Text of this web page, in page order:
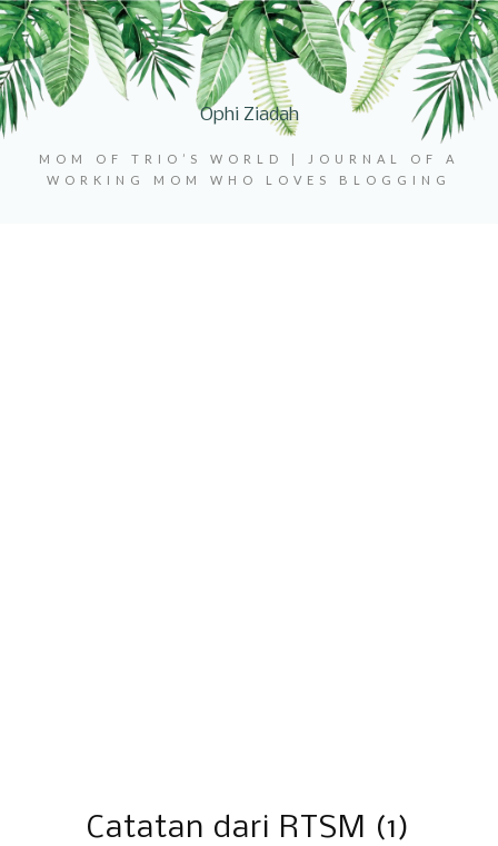
Ophi Ziadah
MOM OF TRIO’S WORLD | JOURNAL OF A
WORKING MOM WHO LOVES BLOGGING
Catatan dari RTSM (1)